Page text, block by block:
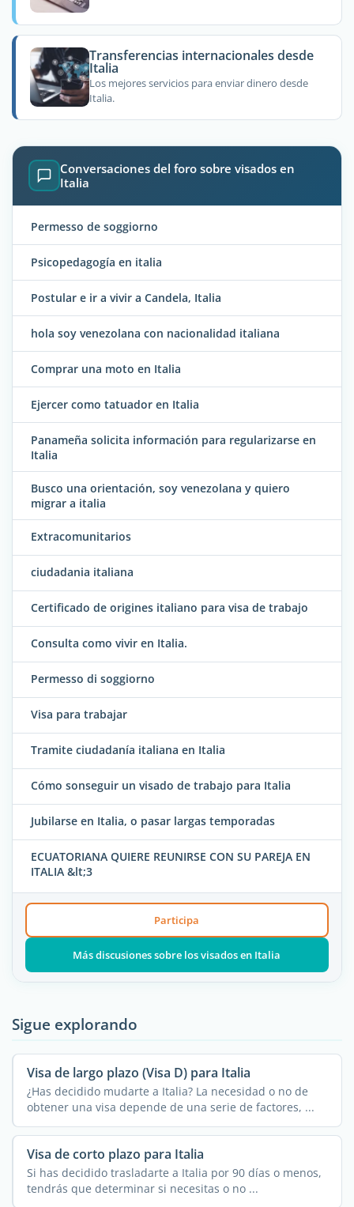
Transferencias internacionales desde
Italia
Los mejores servicios para enviar dinero desde
Italia.
Conversaciones del foro sobre visados en
Italia
Permesso de soggiorno
Psicopedagogía en italia
Postular e ir a vivir a Candela, Italia
hola soy venezolana con nacionalidad italiana
Comprar una moto en Italia
Ejercer como tatuador en Italia
Panameña solicita información para regularizarse en
Italia
Busco una orientación, soy venezolana y quiero
migrar a italia
Extracomunitarios
ciudadania italiana
Certificado de origines italiano para visa de trabajo
Consulta como vivir en Italia.
Permesso di soggiorno
Visa para trabajar
Tramite ciudadanía italiana en Italia
Cómo sonseguir un visado de trabajo para Italia
Jubilarse en Italia, o pasar largas temporadas
ECUATORIANA QUIERE REUNIRSE CON SU PAREJA EN
ITALIA &lt;3
Participa
Más discusiones sobre los visados en Italia
Sigue explorando
Visa de largo plazo (Visa D) para Italia
¿Has decidido mudarte a Italia? La necesidad o no de
obtener una visa depende de una serie de factores, ...
Visa de corto plazo para Italia
Si has decidido trasladarte a Italia por 90 días o menos,
tendrás que determinar si necesitas o no ...